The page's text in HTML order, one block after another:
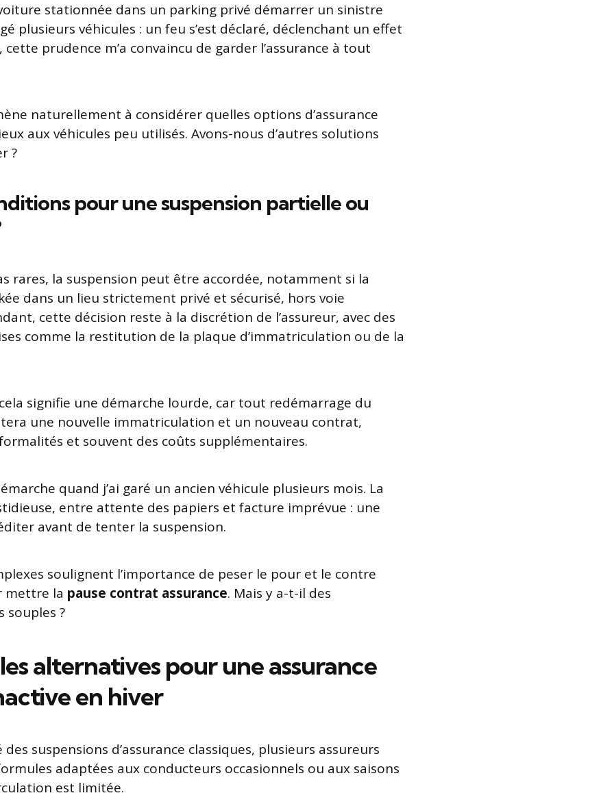
voiture stationnée dans un parking privé démarrer un sinistre
plusieurs véhicules : un feu s’est déclaré, déclenchant un effet
prudence m’a convaincu de garder l’assurance à tout
naturellement à considérer quelles options d’assurance
aux véhicules peu utilisés. Avons-nous d’autres solutions
?
pour une suspension partielle ou
rares, la suspension peut être accordée, notamment si la
dans un lieu strictement privé et sécurisé, hors voie
cette décision reste à la discrétion de l’assureur, avec des
comme la restitution de la plaque d’immatriculation ou de la
signifie une démarche lourde, car tout redémarrage du
une nouvelle immatriculation et un nouveau contrat,
et souvent des coûts supplémentaires.
quand j’ai garé un ancien véhicule plusieurs mois. La
entre attente des papiers et facture imprévue : une
avant de tenter la suspension.
soulignent l’importance de peser le pour et le contre
mettre la pause contrat assurance. Mais y a-t-il des
souples ?
alternatives pour une assurance
en hiver
des suspensions d’assurance classiques, plusieurs assureurs
adaptées aux conducteurs occasionnels ou aux saisons
est limitée.